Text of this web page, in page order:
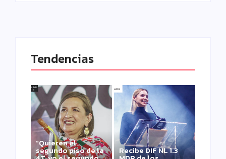
Tendencias
“Quieren el
segundo piso de la Recibe DIF NL 1.3